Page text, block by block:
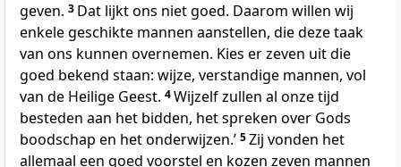
geven. 3 Dat lijkt ons niet goed. Daarom willen wij
enkele geschikte mannen aanstellen, die deze taak
van ons kunnen overnemen. Kies er zeven uit die
goed bekend staan: wijze, verstandige mannen, vol
van de Heilige Geest. 4Wijzelf zullen al onze tijd
besteden aan het bidden, het spreken over Gods
boodschap en het onderwijzen.’ 5Zij vonden het
allemaal een goed voorstel en kozen zeven mannen